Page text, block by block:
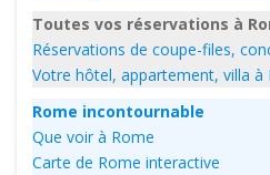
Toutes vos réservations à
Réservations de coupe-files,
Votre hôtel, appartement, villa à
Rome incontournable
Que voir à Rome
Carte de Rome interactive